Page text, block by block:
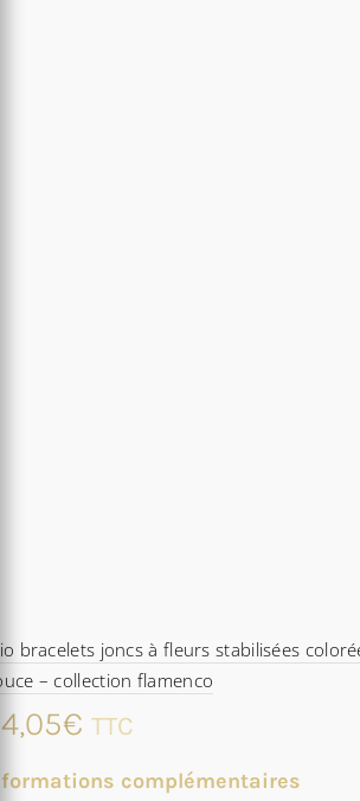
bracelets joncs à fleurs stabilisées
– collection flamenco
€ TTC
complémentaires